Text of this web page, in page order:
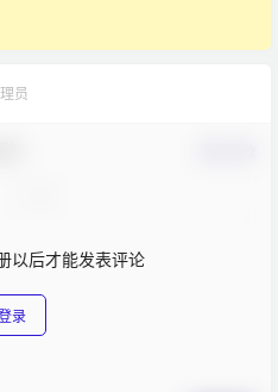
员
以后才能发表评论
录